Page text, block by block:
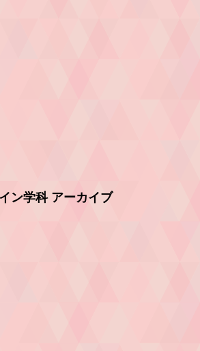
ン学科 アーカイブ